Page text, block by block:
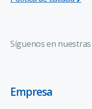
Síguenos en
Empresa